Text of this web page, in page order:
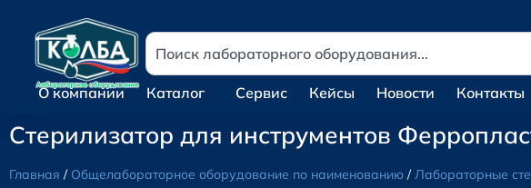
О компании Каталог Сервис Кейсы Новости Контакты
Стерилизатор для инструментов
Главная / Общелабораторное оборудование по наименованию /Лабораторные